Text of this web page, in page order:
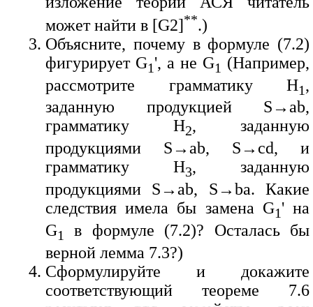
может найти в [G2]**.)
Объясните, почему в формуле (7.2)
фигурирует G1', а не G1 (Например,
рассмотрите грамматику H1,
заданную продукцией S→ab,
грамматику H2, заданную
продукциями S→ab, S→cd, и
грамматику H3, заданную
продукциями S→ab, S→ba. Какие
следствия имела бы замена G1' на
G1
в формуле (7.2)? Осталась бы
верной лемма 7.3?)
Сформулируйте и докажите
соответствующий теореме 7.6